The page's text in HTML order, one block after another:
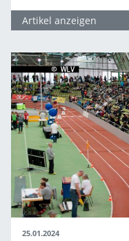
Artikel anzeigen
25.01.2024